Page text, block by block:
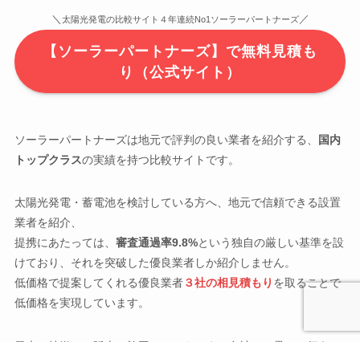
＼ 太陽光発電の比較サイト４年連続No1ソーラーパートナーズ／
【ソーラーパートナーズ】で無料見積も
り（公式サイト）
ソーラーパートナーズは地元で評判の良い業者を紹介する、
国内
トップクラスの実績を持つ比較サイトです。
太陽光発電・蓄電池を検討している方へ、地元で信頼できる設置
業者を紹介、
提携にあたっては、 審査通過率9.8%という独自の厳しい基準を設
けており、それを突破した優良業者しか紹介しません。
低価格で提案してくれる優良業者３社の相見積もり を取ることで
低価格を実現しています。